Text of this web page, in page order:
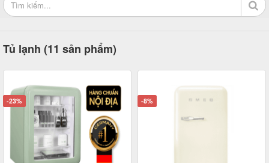
Tủ lạnh (11 sản phẩm)
-23% -8%